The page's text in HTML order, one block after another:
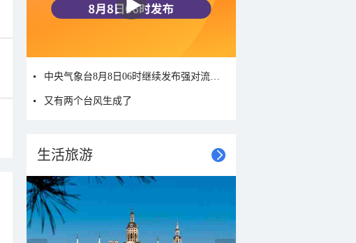
又有两个台风生成了
生活旅游